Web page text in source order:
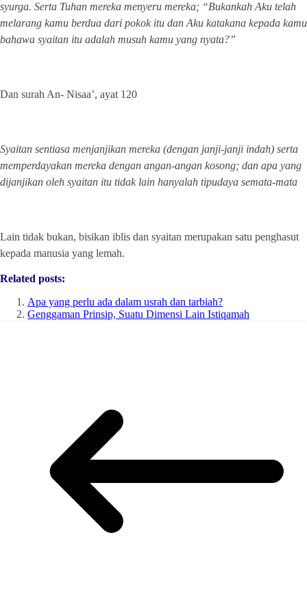
syurga. Serta Tuhan mereka menyeru mereka; “Bukankah Aku telah
melarang kamu berdua dari pokok itu dan Aku katakana kepada kamu
bahawa syaitan itu adalah musuh kamu yang nyata?”
Dan surah An- Nisaa’, ayat 120
Syaitan sentiasa menjanjikan mereka (dengan janji-janji indah) serta
memperdayakan mereka dengan angan-angan kosong; dan apa yang
dijanjikan oleh syaitan itu tidak lain hanyalah tipudaya semata-mata
Lain tidak bukan, bisikan iblis dan syaitan merupakan satu penghasut
kepada manusia yang lemah.
Related posts:
Apa yang perlu ada dalam usrah dan tarbiah?
Genggaman Prinsip, Suatu Dimensi Lain Istiqamah